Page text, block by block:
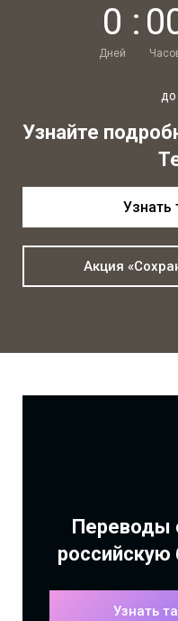
0
Дней
: 0
Узнайте
Узнать
Акция
Переводы
российскую
Узнать